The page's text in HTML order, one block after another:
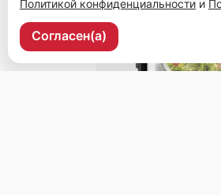
Политикой конфиденциальности и
Согласен(а)